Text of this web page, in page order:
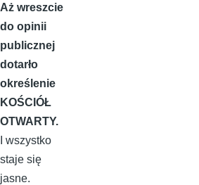
Aż wreszcie
do opinii
publicznej
dotarło
określenie
KOŚCIÓŁ
OTWARTY.
I wszystko
staje się
jasne.